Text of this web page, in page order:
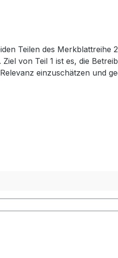
Teilen des
von Teil 1 ist es, die
einzuschätzen und